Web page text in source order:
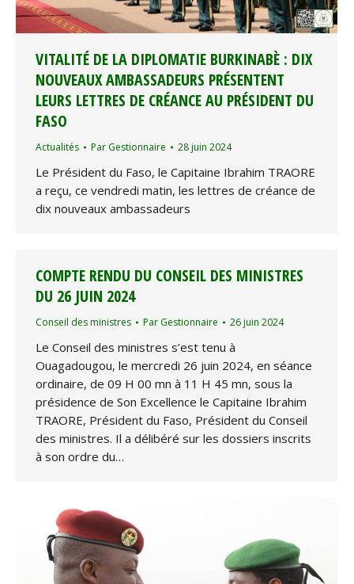
VITALITÉ DE LA DIPLOMATIE BURKINABÈ : DIX
NOUVEAUX AMBASSADEURS PRÉSENTENT
LEURS LETTRES DE CRÉANCE AU PRÉSIDENT DU
FASO
Actualités Par Gestionnaire 28 juin 2024
Le Président du Faso, le Capitaine Ibrahim TRAORE
a reçu, ce vendredi matin, les lettres de créance de
dix nouveaux ambassadeurs
COMPTE RENDU DU CONSEIL DES MINISTRES
DU 26 JUIN 2024
Conseil des ministres Par Gestionnaire 26 juin 2024
Le Conseil des ministres s’est tenu à
Ouagadougou, le mercredi 26 juin 2024, en séance
ordinaire, de 09 H 00 mn à 11 H 45 mn, sous la
présidence de Son Excellence le Capitaine Ibrahim
TRAORE, Président du Faso, Président du Conseil
des ministres. Il a délibéré sur les dossiers inscrits
à son ordre du…